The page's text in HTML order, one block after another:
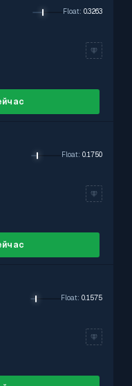
Float: 0.3263
Float: 0.1750
Float: 0.1575